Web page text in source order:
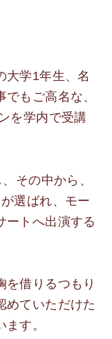
大学1年生、名
もご高名な、
を学内で受講
その中から、
選ばれ、モー
ートへ出演する
を借りるつもり
めていただけた
す。